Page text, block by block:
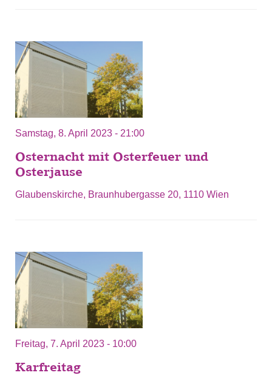
Samstag, 8. April 2023 - 21:00
Osternacht mit Osterfeuer und
Osterjause
Glaubenskirche, Braunhubergasse 20, 1110 Wien
Freitag, 7. April 2023 - 10:00
Karfreitag